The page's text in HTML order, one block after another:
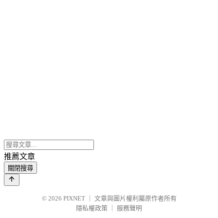
推薦文章
關閉搜尋
© 2026 PIXNET
文章與圖片權利屬原作者所有
隱私權政策
服務聲明